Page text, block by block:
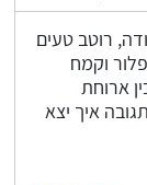
תוך 10 דקות עבודה, רוטב טעים
וקמח
ארוחת
איך יצא